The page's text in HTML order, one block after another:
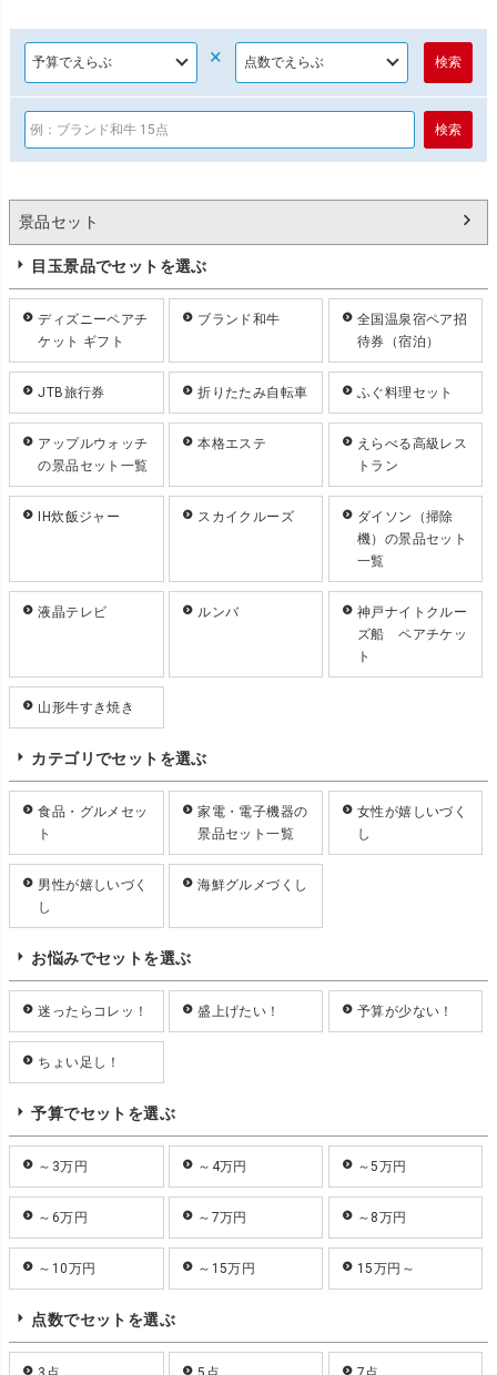
×
景品セット
目玉景品でセットを選ぶ
ディズニーペアチ
ケット ギフト
ブランド和牛
全国温泉宿ペア招
待券（宿泊）
JTB旅行券 折りたたみ自転車 ふぐ料理セット
アップルウォッチ
の景品セット一覧
本格エステ
えらべる高級レス
トラン
IH炊飯ジャー スカイクルーズ
ダイソン（掃除
機）の景品セット
一覧
液晶テレビ ルンバ
神戸ナイトクルー
ズ船 ペアチケッ
ト
山形牛すき焼き
カテゴリでセットを選ぶ
食品・グルメセッ
ト
家電・電子機器の
景品セット一覧
女性が嬉しいづく
し
男性が嬉しいづく
し
海鮮グルメづくし
お悩みでセットを選ぶ
迷ったらコレッ！ 盛上げたい！ 予算が少ない！
ちょい足し！
予算でセットを選ぶ
～3万円 ～4万円 ～5万円
～6万円 ～7万円 ～8万円
～10万円 ～15万円 15万円～
点数でセットを選ぶ